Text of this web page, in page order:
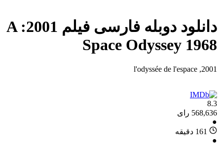
دانلود دوبله فارسی فیلم 2001: A
Space Odyssey 1968
2001, l'odyssée de l'espace
8.3
568,636 رای
●
161 دقیقه
●